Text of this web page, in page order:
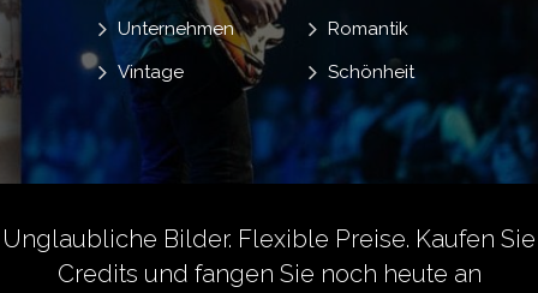
Romantik
Schönheit
Unternehmen
Vintage
Unglaubliche Bilder. Flexible Preise. Kaufen Sie
Credits und fangen Sie noch heute an